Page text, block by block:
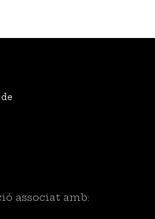
associat amb: